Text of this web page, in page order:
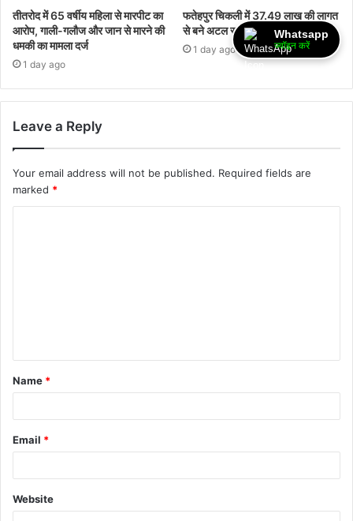
तीतरोद में 65 वर्षीय महिला से मारपीट का
आरोप, गाली-गलौज और जान से मारने की
धमकी का मामला दर्ज
1 day ago
फतेहपुर चिकली में 37.49 लाख की लागत
से बने अटल सुशासन भवन का लोकार्पण,
1 day ago
Leave a Reply
Your email address will not be published. Required fields are
marked *
Name *
Email *
Website
Whatsapp
ज्वॉइन करें